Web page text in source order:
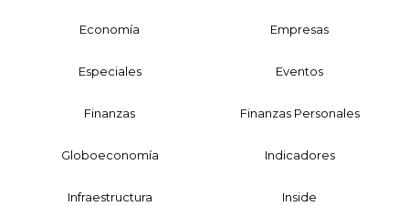
Economía Empresas
Especiales Eventos
Finanzas Finanzas Personales
Globoeconomía Indicadores
Infraestructura Inside